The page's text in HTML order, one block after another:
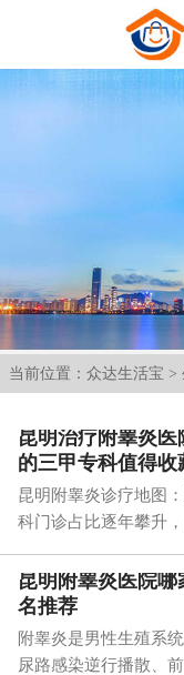
当前位置： 众达生活宝 >
昆明治疗附睾炎
的三甲专科值得收
昆明附睾炎诊疗地图
科门诊占比逐年攀升
昆明附睾炎医院
名推荐
附睾炎是男性生殖系
尿路感染逆行播散、